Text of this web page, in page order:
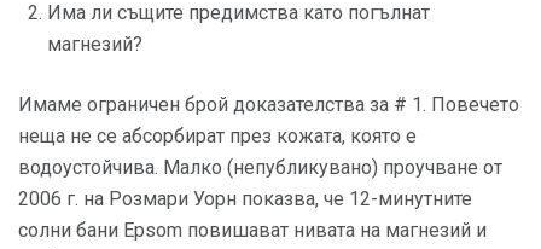
Има ли същите предимства като погълнат
магнезий?
Имаме ограничен брой доказателства за # 1. Повечето
неща не се абсорбират през кожата, която е
водоустойчива. Малко (непубликувано) проучване от
2006 г. на Розмари Уорн показва, че 12-минутните
солни бани Epsom повишават нивата на магнезий и